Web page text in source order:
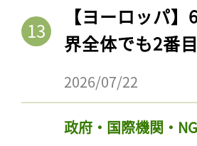
【ヨーロッパ
界全体でも2番
2026/07/22
政府・国際機関・